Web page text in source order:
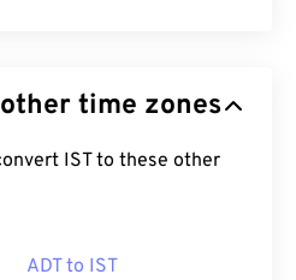
time zones
IST to these other
ADT to IST